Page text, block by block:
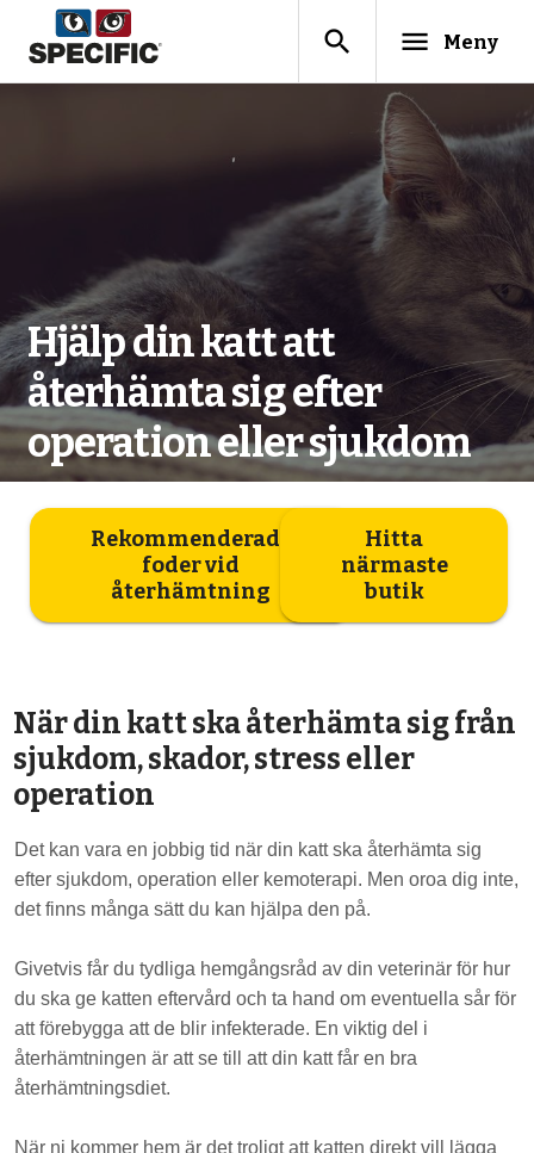
search menu Meny
Hjälp din katt att
återhämta sig efter
operation eller sjukdom
Rekommenderade
foder vid
återhämtning
Hitta
närmaste
butik
När din katt ska återhämta sig från
sjukdom, skador, stress eller
operation
Det kan vara en jobbig tid när din katt ska återhämta sig
efter sjukdom, operation eller kemoterapi. Men oroa dig inte,
det finns många sätt du kan hjälpa den på.
Givetvis får du tydliga hemgångsråd av din veterinär för hur
du ska ge katten eftervård och ta hand om eventuella sår för
att förebygga att de blir infekterade. En viktig del i
återhämtningen är att se till att din katt får en bra
återhämtningsdiet.
När ni kommer hem är det troligt att katten direkt vill lägga